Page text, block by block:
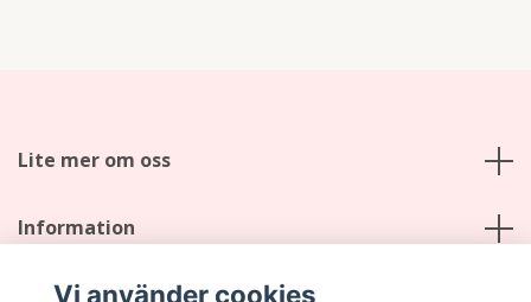
Lite mer om oss
Information
Sociala medier
Vi använder cookies